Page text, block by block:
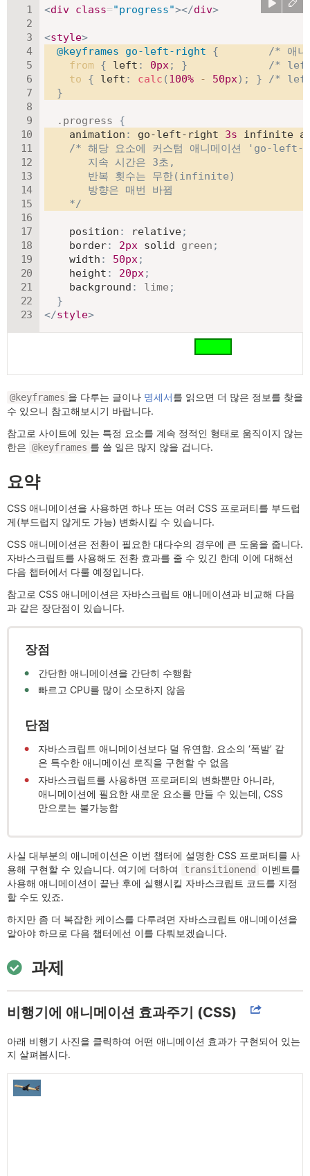
<div class="progress"></div>
<style>
@keyframes go-left-right {
/* 애
from
{ left : 0px; }
/* left
to
{ left : calc (100% - 50px) ; }
/* left
}
.progress
{
animation : go-left-right 3s infinite
/* 해당 요소에 커스텀 애니메이션 'go-
       지속 시간은 3초,
       반복 횟수는 무한(infinite)
       방향은 매번 바뀜
    */
position : relative;
border: 2px solid green ;
width : 50px;
height : 20px;
background : lime ;
}
</style>
@keyframes 을 다루는 글이나 명세서를 읽으면 더 많은 정보를 찾을
수 있으니 참고해보시기 바랍니다.
참고로 사이트에 있는 특정 요소를 계속 정적인 형태로 움직이지 않는
한은 @keyframes 를 쓸 일은 많지 않을 겁니다.
요약
CSS 애니메이션을 사용하면 하나 또는 여러 CSS 프로퍼티를 부드럽
게(부드럽지 않게도 가능) 변화시킬 수 있습니다.
CSS 애니메이션은 전환이 필요한 대다수의 경우에 큰 도움을 줍니다.
자바스크립트를 사용해도 전환 효과를 줄 수 있긴 한데 이에 대해선
다음 챕터에서 다룰 예정입니다.
참고로 CSS 애니메이션은 자바스크립트 애니메이션과 비교해 다음
과 같은 장단점이 있습니다.
장점
간단한 애니메이션을 간단히 수행함
빠르고 CPU를 많이 소모하지 않음
단점
자바스크립트 애니메이션보다 덜 유연함. 요소의 ‘폭발’ 같
은 특수한 애니메이션 로직을 구현할 수 없음
자바스크립트를 사용하면 프로퍼티의 변화뿐만 아니라,
애니메이션에 필요한 새로운 요소를 만들 수 있는데, CSS
만으로는 불가능함
사실 대부분의 애니메이션은 이번 챕터에 설명한 CSS 프로퍼티를 사
용해 구현할 수 있습니다. 여기에 더하여
transitionend
이벤트를
사용해 애니메이션이 끝난 후에 실행시킬 자바스크립트 코드를 지정
할 수도 있죠.
하지만 좀 더 복잡한 케이스를 다루려면 자바스크립트 애니메이션을
알아야 하므로 다음 챕터에선 이를 다뤄보겠습니다.
과제
비행기에 애니메이션 효과주기 (CSS)
아래 비행기 사진을 클릭하여 어떤 애니메이션 효과가 구현되어 있는
지 살펴봅시다.